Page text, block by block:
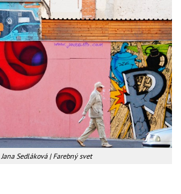
Jana Sedláková | Farebný svet